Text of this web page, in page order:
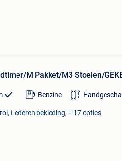
M Pakket/M3 Stoelen/
Benzine
Lederen bekleding, + 17 opties